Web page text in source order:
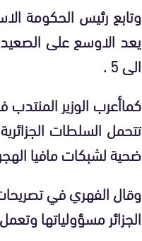
وتابع رئيس الحكومة
الى 5 .
كماأعرب الوزير
تتحمل السلطات
ضحية لشبكات مافيا
وقال الفهري في
الجزائر مسؤولياتها